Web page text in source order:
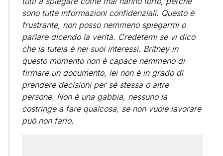
sono tutte informazioni confidenziali. Questo è
frustrante, non posso nemmeno spiegarmi o
parlare dicendo la verità. Credetemi se vi dico
che la tutela è nei suoi interessi. Britney in
questo momento non è capace nemmeno di
firmare un documento, lei non è in grado di
prendere decisioni per sé stessa o altre
persone. Non è una gabbia, nessuno la
costringe a fare qualcosa, se non vuole lavorare
può non farlo.